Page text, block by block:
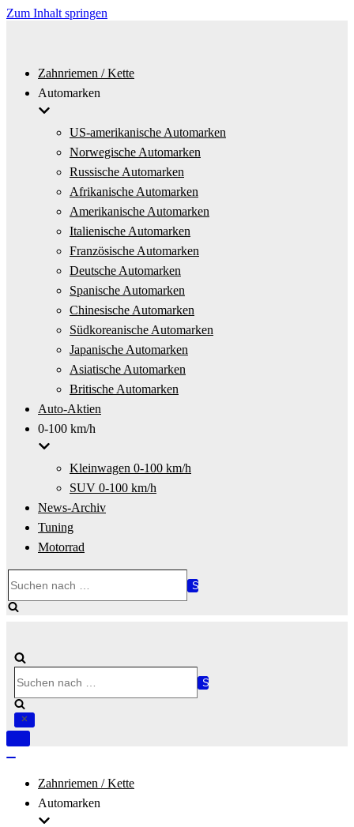
Zum Inhalt springen
Zahnriemen / Kette
Automarken
US-amerikanische Automarken
Norwegische Automarken
Russische Automarken
Afrikanische Automarken
Amerikanische Automarken
Italienische Automarken
Französische Automarken
Deutsche Automarken
Spanische Automarken
Chinesische Automarken
Südkoreanische Automarken
Japanische Automarken
Asiatische Automarken
Britische Automarken
Auto-Aktien
0-100 km/h
Kleinwagen 0-100 km/h
SUV 0-100 km/h
News-Archiv
Tuning
Motorrad
nach …
nach …
Navigation
Zahnriemen / Kette
Automarken